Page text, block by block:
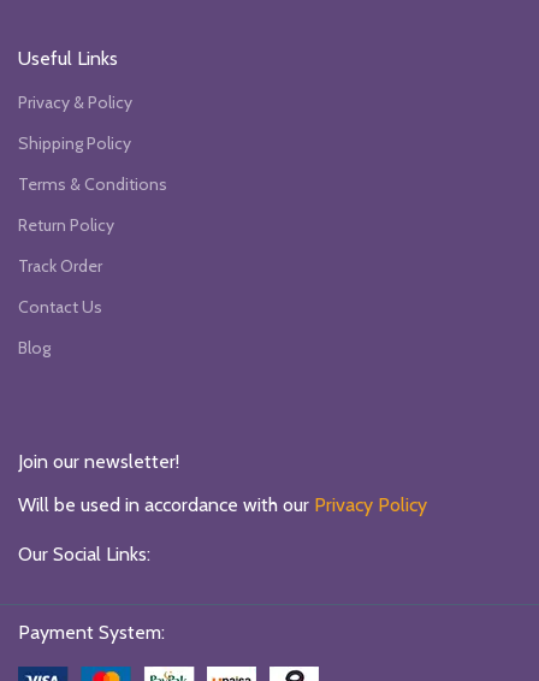
Useful Links
Privacy & Policy
Shipping Policy
Terms & Conditions
Return Policy
Track Order
Contact Us
Blog
Join our newsletter!
Will be used in accordance with our Privacy Policy
Our Social Links:
Payment System: